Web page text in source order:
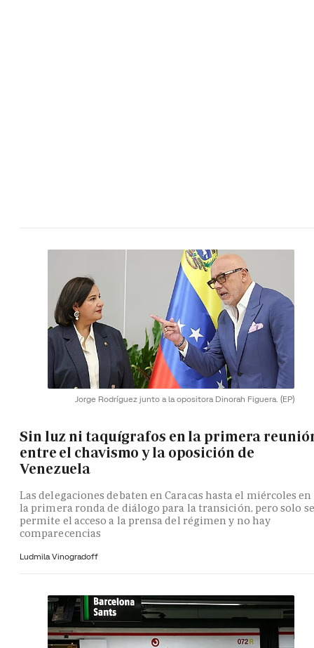
Jorge Rodríguez junto a la opositora Dinorah Figuera. (EP)
Sin luz ni taquígrafos en la primera
entre el chavismo y la oposición de
Venezuela
Las delegaciones debaten en Caracas hasta el miércoles en
la primera ronda de diálogo para la transición, pero solo se
permite el acceso a la prensa del régimen y no hay
comparecencias
Ludmila Vinogradoff